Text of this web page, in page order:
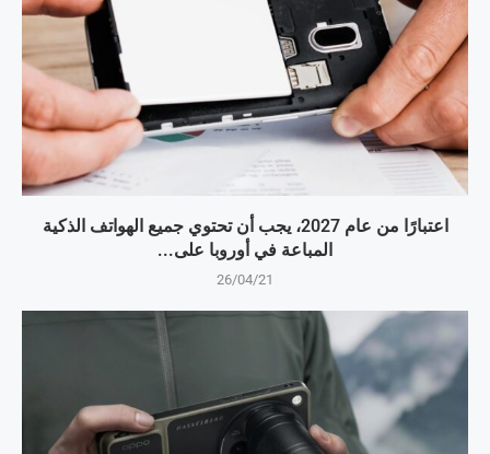
اعتبارًا من عام 2027، يجب أن تحتوي جميع الهواتف الذكية
المباعة في أوروبا على...
26/04/21